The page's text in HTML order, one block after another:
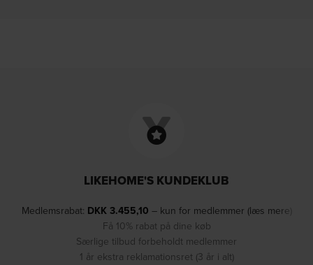
LIKEHOME'S KUNDEKLUB
Medlemsrabat: DKK3.455,10 – kun for medlemmer (læs mere)
Få 10% rabat på dine køb
Særlige tilbud forbeholdt medlemmer
1 år ekstra reklamationsret (3 år i alt)